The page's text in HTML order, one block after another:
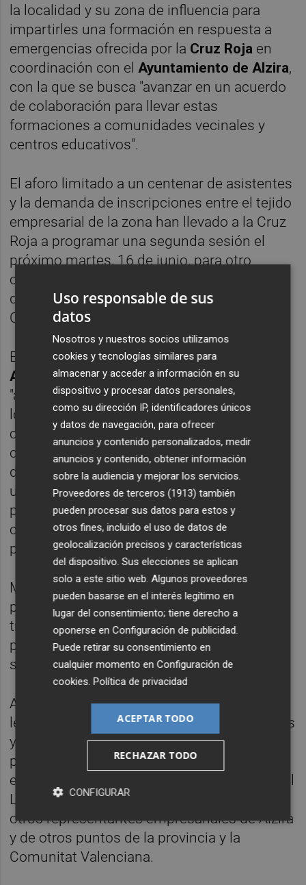
la localidad y su zona de influencia para
impartirles una formación en respuesta a
emergencias ofrecida por la Cruz Roja en
coordinación con el Ayuntamiento de Alzira,
con la que se busca "avanzar en un acuerdo
de colaboración para llevar estas
formaciones a comunidades vecinales y
centros educativos".
El aforo limitado a un centenar de asistentes
y la demanda de inscripciones entre el tejido
empresarial de la zona han llevado a la Cruz
Roja a programar una segunda sesión el
próximo martes, 16 de junio, para otro
centenar de empresas en el mismo horario,
de 9.00 a 14.00 horas, según ha indicado
Cruz Roja en un comunicado.
El taller, inaugurado por el alcalde de Alzira,
Alfons Domínguez, y al que han asistido un
"alto" número de empresas, comerciantes
locales y autónomos, ha ofrecido
conocimientos para saber actuar en
cualquier tipo de emergencia que pueda
darse, ya sea una inundación, un incendio,
un escape químico, un accidente
presenciado o un apagón, entre otros, y
contar con los recursos y pautas necesarias
para afrontar este tipo de situaciones.
Mediante estas formaciones, tanto las
personas asistentes como sus equipos de
trabajo y sus familias mejorarán su
preparación y su nivel de seguridad cuando
se produzca una emergencia.
A la conclusión de la formación, la Cruz Roja
les ha entregado una mochila con materiales
y manuales de interés. La formación del
próximo martes, 16 de junio, se celebrará en
el
Lluch número 22 y se prevé la asistencia de
otros representantes empresariales de Alzira
y de otros puntos de la provincia y la
Comunitat Valenciana.
Uso responsable de sus
datos
Nosotros y nuestros socios utilizamos
cookies y tecnologías similares para
almacenar y acceder a información en su
dispositivo y procesar datos personales,
como su dirección IP, identificadores únicos
y datos de navegación, para ofrecer
anuncios y contenido personalizados, medir
anuncios y contenido, obtener información
sobre la audiencia y mejorar los servicios.
Proveedores de terceros (1913) también
pueden procesar sus datos para estos y
otros fines, incluido el uso de datos de
geolocalización precisos y características
del dispositivo. Sus elecciones se aplican
solo a este sitio web. Algunos proveedores
pueden basarse en el interés legítimo en
lugar del consentimiento; tiene derecho a
oponerse enConfiguración de publicidad
Puede retirar su consentimiento en
cualquier momento enConfiguración de
cookies .Política de privacidad
ACEPTAR TODO
RECHAZAR TODO
CONFIGURAR